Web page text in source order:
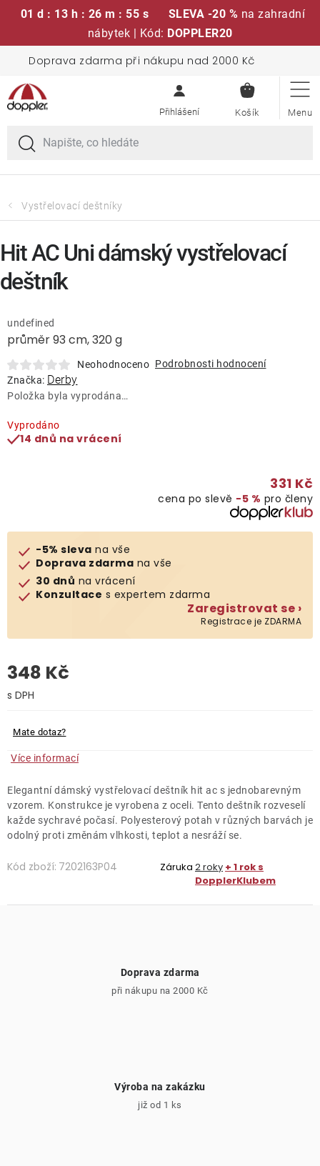
01 d : 13 h : 26 m : 55 s SLEVA -20 % na zahradní
nábytek | Kód: DOPPLER20
obsah
Doprava zdarma při nákupu nad 2000 Kč
KOŠÍK
Sedací soupravy
Slunečníky
Křesla a židle
Lavice a houpačky
Lehátka
Doplňky
Prodávané značky
Klub výhod
O nás
Vystřelovací deštníky
průměr 93 cm, 320 g
undefined
Neohodnoceno Podrobnosti hodnocení
Značka: Derby
Položka byla vyprodána…
Vyprodáno
14 dnů na vrácení
331 Kč
cena po slevě −5 % pro členy
-5% sleva na vše
Doprava zdarma na vše
30 dnů na vrácení
Konzultace s expertem zdarma
Zaregistrovat se ›
Registrace je ZDARMA
348 Kč
Mate dotaz?
Více informací
Elegantní dámský vystřelovací deštník hit ac s jednobarevným
vzorem. Konstrukce je vyrobena z oceli. Tento deštník rozveselí
každe sychravé počasí. Polyesterový potah v různých barvách je
odolný proti změnám vlhkosti, teplot a nesráží se.
Kód zboží: 7202163P04 Záruka 2 roky + 1 rok s
DopplerKlubem
Hit AC Uni dámský vystřelovací
deštník
Doprava zdarma
při nákupu na 2000 Kč
Výroba na zakázku
již od 1 ks